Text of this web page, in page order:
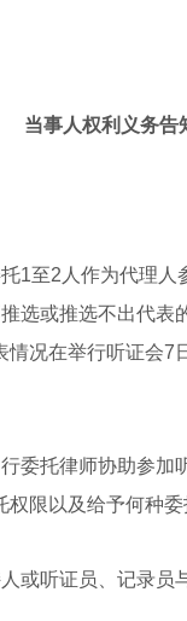
当事人权利义务告
至2人作为代理人
选或推选不出代
况在举行听证会
托律师协助参加
限以及给予何种委
听证员、记录员